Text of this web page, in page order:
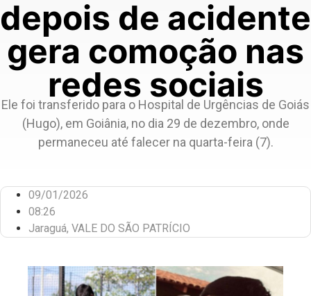
depois de acidente
gera comoção nas
redes sociais
Ele foi transferido para o Hospital de Urgências de Goiás
(Hugo), em Goiânia, no dia 29 de dezembro, onde
permaneceu até falecer na quarta-feira (7).
09/01/2026
08:26
Jaraguá, VALE DO SÃO PATRÍCIO